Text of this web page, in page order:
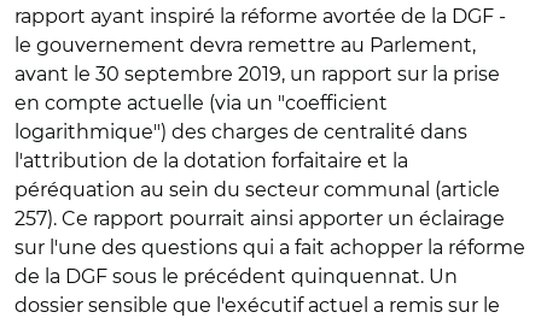
rapport ayant inspiré la réforme avortée de la DGF -
le gouvernement devra remettre au Parlement,
avant le 30 septembre 2019, un rapport sur la prise
en compte actuelle (via un "coefficient
logarithmique") des charges de centralité dans
l'attribution de la dotation forfaitaire et la
péréquation au sein du secteur communal (article
257). Ce rapport pourrait ainsi apporter un éclairage
sur l'une des questions qui a fait achopper la réforme
de la DGF sous le précédent quinquennat. Un
dossier sensible que l'exécutif actuel a remis sur le